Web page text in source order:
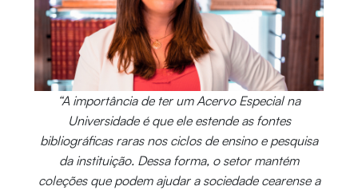
“A importância de ter um Acervo Especial na
Universidade é que ele estende as fontes
bibliográficas raras nos ciclos de ensino e pesquisa
da instituição. Dessa forma, o setor mantém
coleções que podem ajudar a sociedade cearense a